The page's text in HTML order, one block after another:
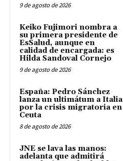
9 de agosto de 2026
Keiko Fujimori nombra a
su primera presidente de
EsSalud, aunque en
calidad de encargada: es
Hilda Sandoval Cornejo
9 de agosto de 2026
España: Pedro Sánchez
lanza un ultimátum a Italia
por la crisis migratoria en
Ceuta
8 de agosto de 2026
JNE se lava las manos:
adelanta que admitirá